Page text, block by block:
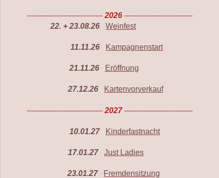
------------------------------- 2026 ----------------------------
22. + 23.08.26
Weinfest
11.11.26 Kampagnenstart
21.11.26 Eröffnung
27.12.26 Kartenvorverkauf
------------------------------- 2027----------------------------
10.01.27 Kinderfastnacht
17.01.27 Just Ladies
23.01.27 Fremdensitzung